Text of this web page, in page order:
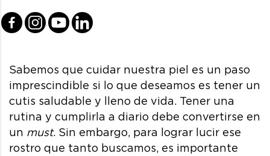
Sabemos que cuidar nuestra piel es un paso
imprescindible si lo que deseamos es tener un
cutis saludable y lleno de vida. Tener una
rutina y cumplirla a diario debe convertirse en
un must. Sin embargo, para lograr lucir ese
rostro que tanto buscamos, es importante